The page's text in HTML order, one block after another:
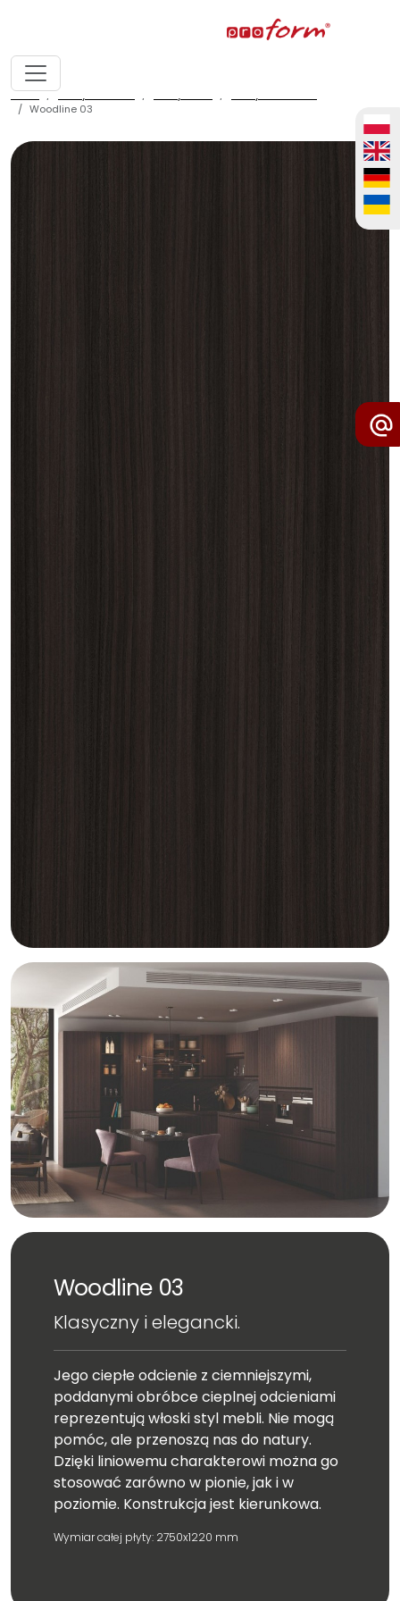
home fronty meblowe
Woodline 03
Woodline 03
Klasyczny i elegancki.
Jego ciepłe odcienie z ciemniejszymi,
poddanymi obróbce cieplnej odcieniami
reprezentują włoski styl mebli. Nie mogą
pomóc, ale przenoszą nas do natury.
Dzięki liniowemu charakterowi można go
stosować zarówno w pionie, jak i w
poziomie. Konstrukcja jest kierunkowa.
Wymiar całej płyty: 2750x1220 mm